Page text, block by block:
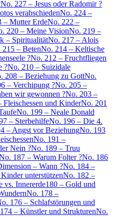
No. 227 – Jesus oder Radomir ?
verabschiedenNo. 224 –
– Mutter ErdeNo. 222 –
220 – Meine VisionNo. 219 –
– SpiritualitätNo. 217 – Alois
215 – BetenNo. 214 – Keltische
?No. 212 – Fruchtfliegen
?No. 210 – Suizidale
208 – Beziehung zu GottNo.
– Verchipung ?No. 205 –
wir gewonnen ?No. 203 –
Fleischessen und KinderNo. 201
No. 199 – Neale Donald
– SterbehilfeNo. 196 – Die 4.
– Angst vor BeziehungNo. 193
No. 191 –
Nein ?No. 189 – Truu
187 – Warum Folter ?No. 186
– Wann ?No. 184 –
unterstützenNo. 182 –
vs. Innererde180 – Gold und
No. 178 –
176 – Schlafstörungen und
– Künstler und StrukturenNo.